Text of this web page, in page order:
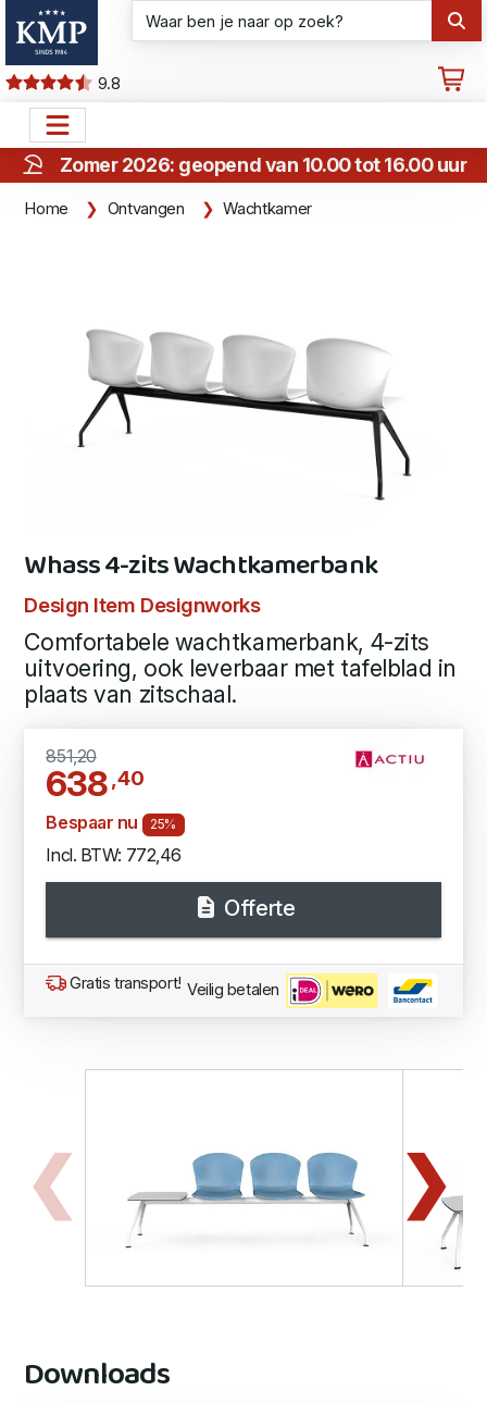
9.8
Zomer 2026: geopend van 10.00 tot 16.00 uur
Home Ontvangen Wachtkamer
Whass 4-zits Wachtkamerbank
Design Item Designworks
Comfortabele wachtkamerbank, 4-zits
uitvoering, ook leverbaar met tafelblad in
plaats van zitschaal.
851,20
638,40
Bespaar nu 25%
Incl. BTW: 772,46
Offerte
Gratis transport! Veilig betalen
Downloads